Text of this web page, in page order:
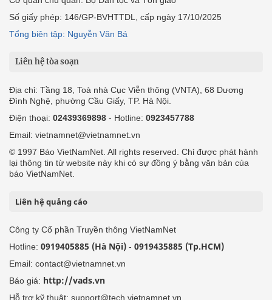
Số giấy phép: 146/GP-BVHTTDL, cấp ngày 17/10/2025
Tổng biên tập: Nguyễn Văn Bá
Liên hệ tòa soạn
Địa chỉ: Tầng 18, Toà nhà Cục Viễn thông (VNTA), 68 Dương
Đình Nghệ, phường Cầu Giấy, TP. Hà Nội.
Điện thoại: 02439369898 - Hotline: 0923457788
Email: vietnamnet@vietnamnet.vn
© 1997 Báo VietNamNet. All rights reserved. Chỉ được phát hành
lại thông tin từ website này khi có sự đồng ý bằng văn bản của
báo VietNamNet.
Liên hệ quảng cáo
Công ty Cổ phần Truyền thông VietNamNet
Hotline: 0919405885 (Hà Nội) - 0919435885 (Tp.HCM)
Email: contact@vietnamnet.vn
Báo giá: http://vads.vn
Hỗ trợ kỹ thuật: support@tech.vietnamnet.vn